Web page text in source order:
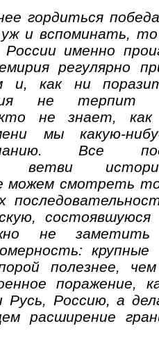
гордиться
и вспоминать,
именно
регулярно
и, как ни
не терпит
не знает, как
мы какую-
Все
ветви
смотреть
не заметить
крупные
полезнее,
поражение,
Русь, Россию, а
расширение